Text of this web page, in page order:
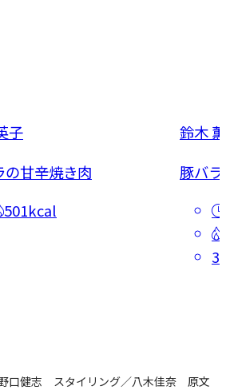
子
の甘辛焼き肉
501kcal
鈴木 薫
豚バ
口健志 スタイリング／八木佳奈 原文